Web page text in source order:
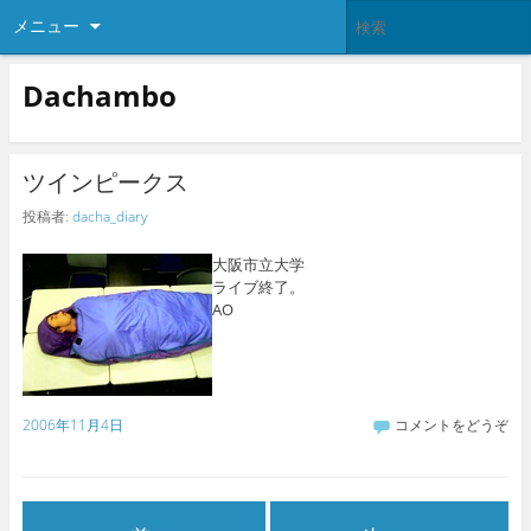
メニュー
Dachambo
ツインピークス
投稿者: dacha_diary
大阪市立大学
ライブ終了。
AO
2006年11月4日 コメントをどうぞ